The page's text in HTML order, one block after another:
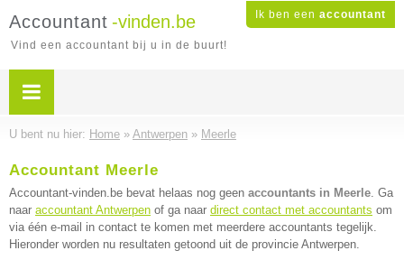
Ik ben een accountant
Accountant -vinden.be
Vind een accountant bij u in de buurt!
U bent nu hier: Home » Antwerpen » Meerle
Accountant Meerle
Accountant-vinden.be bevat helaas nog geen accountants in Meerle. Ga
naar accountant Antwerpen of ga naar direct contact met accountants om
via één e-mail in contact te komen met meerdere accountants tegelijk.
Hieronder worden nu resultaten getoond uit de provincie Antwerpen.